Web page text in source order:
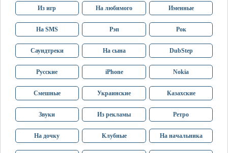
Из игр На любимого Именные
На SMS Рэп Рок
Саундтреки На сына DubStep
Русские iPhone Nokia
Смешные Украинские Казахские
Звуки Из рекламы Ретро
На дочку Клубные На начальника